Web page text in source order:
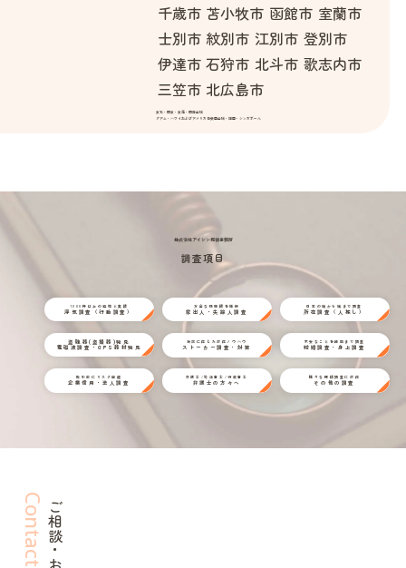
千歳市 苫小牧市 函館市 室蘭市
士別市 紋別市 江別市 登別市
伊達市 石狩市 北斗市 歌志内市
三笠市 北広島市
東北・関東・東海・関西全域
グアム・ハワイおよびアメリカ合衆国全域・韓国・シンガポール
株式会社アイシン探偵事務所
調査項目
1000件以上の経験と実績
浮気調査（行動調査）
万全な情報網を駆使
家出人・失踪人調査
日本の端から端まで調査
所在調査（人探し）
盗聴器(盗撮器)発見
電磁波調査・GPS器材発見
状況に応じた対応ノウハウ
ストーカー調査・対策
不安なことを細部まで調査
結婚調査・身上調査
取引前にリスク回避
企業信用・法人調査
弁護士/司法書士/行政書士
弁護士の方々へ
様々な探偵調査に対応
その他の調査
Contact